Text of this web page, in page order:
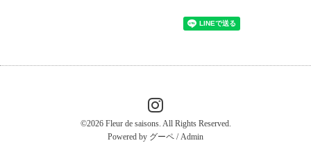
©2026 Fleur de saisons. All Rights Reserved.
Powered by グーペ /Admin